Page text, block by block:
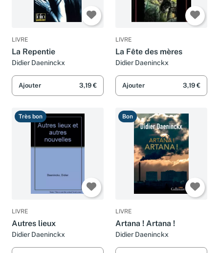
LIVRE
La Repentie
Didier Daeninckx
Ajouter 3,19 €
LIVRE
La Fête des mères
Didier Daeninckx
Ajouter 3,19 €
Très bon
LIVRE
Autres lieux
Didier Daeninckx
Bon
LIVRE
Artana ! Artana !
Didier Daeninckx